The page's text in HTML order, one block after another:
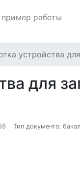
пример работы
устройства
для
Тип документа: